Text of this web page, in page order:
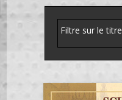
Filtre sur le titre